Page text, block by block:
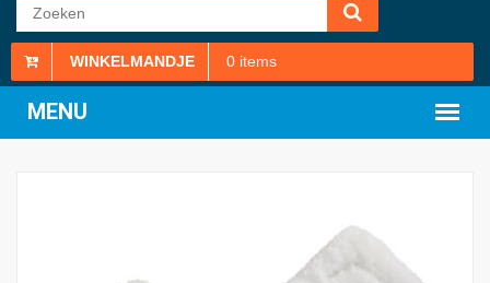
WINKELMANDJE 0 items